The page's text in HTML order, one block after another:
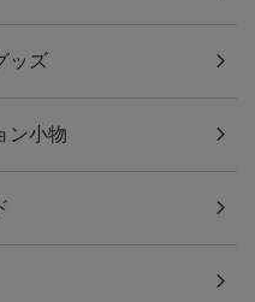
ッズ
ン小物